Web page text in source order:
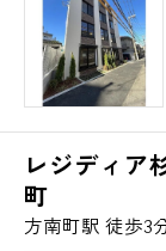
レジディア
町
方南町駅 徒歩3